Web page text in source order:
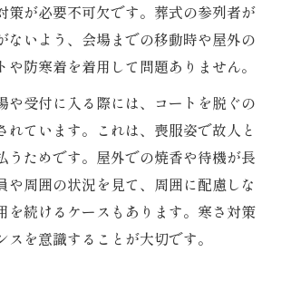
適した黒いコートの選び方
上に羽織るものの素材マナー
つつ失礼にならない着こなし例
でユニクロコートを選ぶ際の注意
ケットが葬式でNGな理由を解説
ダウンジャケットが避けられる理由
式で見落としがちな着用NG例
コートと葬式マナーの関係性
策が必要不可欠です。葬式の参列者が
ないよう、会場までの移動時や屋外の
や防寒着を着用して問題ありません。
や受付に入る際には、コートを脱ぐの
れています。これは、喪服姿で故人と
うためです。屋外での焼香や待機が長
や周囲の状況を見て、周囲に配慮しな
を続けるケースもあります。寒さ対策
スを意識することが大切です。